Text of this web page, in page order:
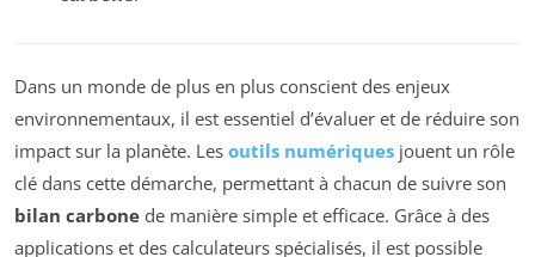
Dans un monde de plus en plus conscient des enjeux
environnementaux, il est essentiel d’évaluer et de réduire son
impact sur la planète. Les outils numériques jouent un rôle
clé dans cette démarche, permettant à chacun de suivre son
bilan carbone de manière simple et efficace. Grâce à des
applications et des calculateurs spécialisés, il est possible